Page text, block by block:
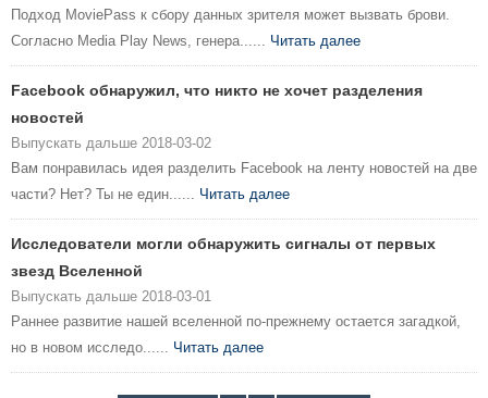
Подход MoviePass к сбору данных зрителя может вызвать брови.
Согласно Media Play News, генера...... Читать далее
Facebook обнаружил, что никто не хочет разделения
новостей
Выпускать дальше 2018-03-02
Вам понравилась идея разделить Facebook на ленту новостей на две
части? Нет? Ты не един...... Читать далее
Исследователи могли обнаружить сигналы от первых
звезд Вселенной
Выпускать дальше 2018-03-01
Раннее развитие нашей вселенной по-прежнему остается загадкой,
но в новом исследо...... Читать далее